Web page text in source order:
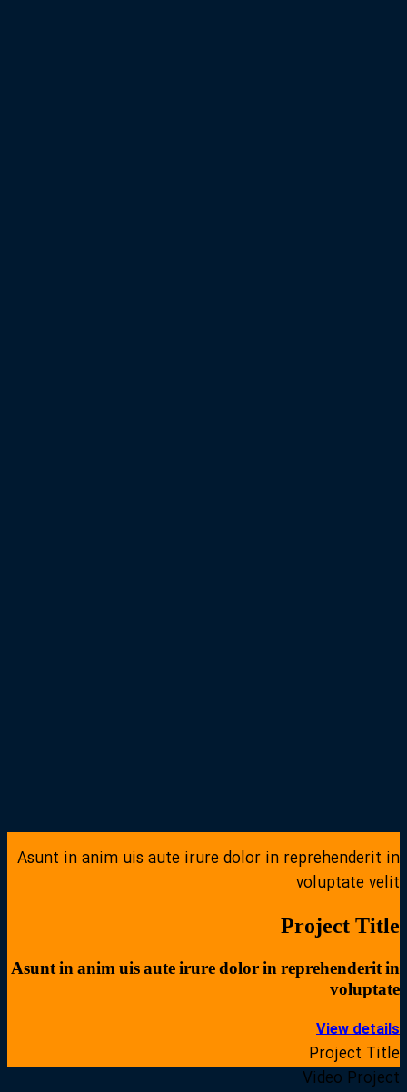
Asunt in anim uis aute irure dolor in reprehenderit in
voluptate velit
Project Title
Asunt in anim uis aute irure dolor in reprehenderit in
voluptate
View details
Project Title
Video Project